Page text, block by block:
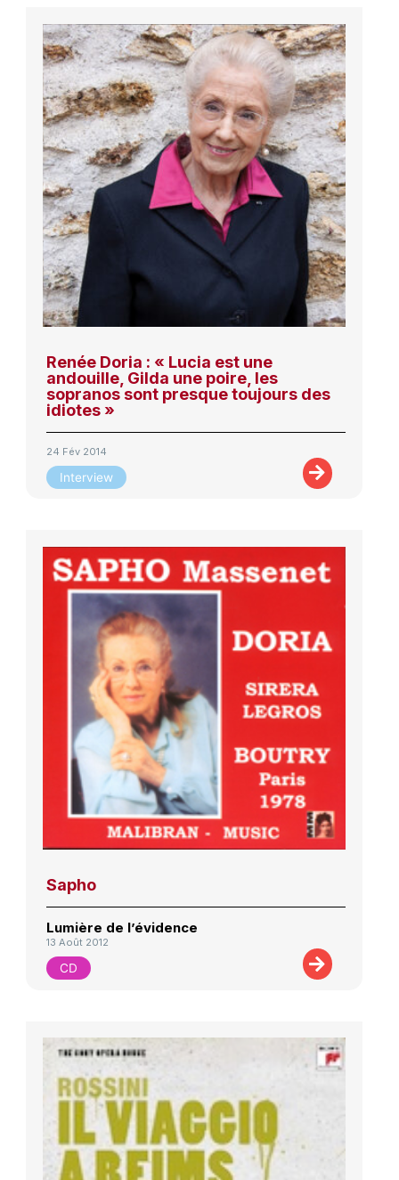
Renée Doria : « Lucia est une
andouille, Gilda une poire, les
sopranos sont presque toujours des
idiotes »
24 Fév 2014
Interview
Sapho
Lumière de l’évidence
13 Août 2012
CD